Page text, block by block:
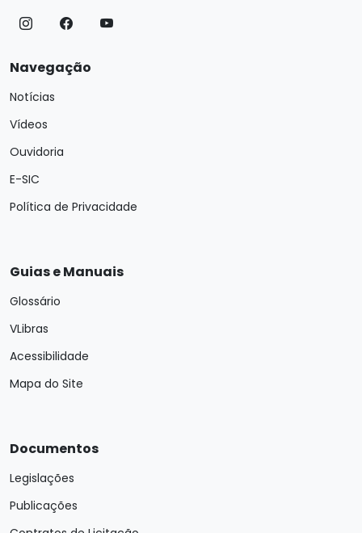
Navegação
Notícias
Vídeos
Ouvidoria
E-SIC
Política de Privacidade
Guias e Manuais
Glossário
VLibras
Acessibilidade
Mapa do Site
Documentos
Legislações
Publicações